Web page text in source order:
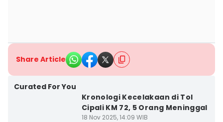
Share Article
Curated For You
Kronologi Kecelakaan di Tol
Cipali KM 72, 5 Orang Meninggal
18 Nov 2025, 14:09 WIB